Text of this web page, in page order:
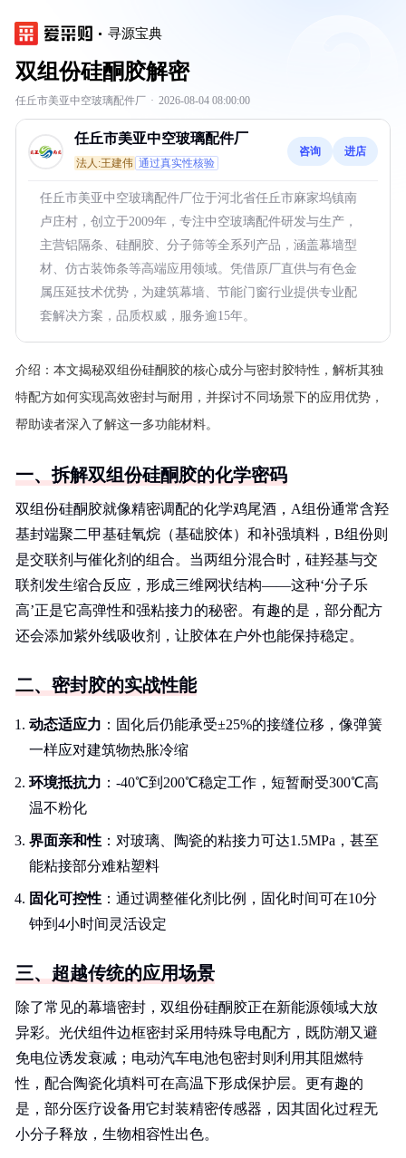
寻源宝典
双组份硅酮胶解密
任丘市美亚中空玻璃配件厂 · 2026-08-04 08:00:00
任丘市美亚中空玻璃配件厂
法人:王建伟 通过真实性核验
咨询 进店
任丘市美亚中空玻璃配件厂位于河北省任丘市麻家坞镇南
卢庄村，创立于2009年，专注中空玻璃配件研发与生产，
主营铝隔条、硅酮胶、分子筛等全系列产品，涵盖幕墙型
材、仿古装饰条等高端应用领域。凭借原厂直供与有色金
属压延技术优势，为建筑幕墙、节能门窗行业提供专业配
套解决方案，品质权威，服务逾15年。
介绍： 本文揭秘双组份硅酮胶的核心成分与密封胶特性，解析其独
特配方如何实现高效密封与耐用，并探讨不同场景下的应用优势，
帮助读者深入了解这一多功能材料。
一、拆解双组份硅酮胶的化学密码
双组份硅酮胶就像精密调配的化学鸡尾酒，A组份通常含羟
基封端聚二甲基硅氧烷（基础胶体）和补强填料，B组份则
是交联剂与催化剂的组合。当两组分混合时，硅羟基与交
联剂发生缩合反应，形成三维网状结构——这种‘分子乐
高’正是它高弹性和强粘接力的秘密。有趣的是，部分配方
还会添加紫外线吸收剂，让胶体在户外也能保持稳定。
二、密封胶的实战性能
动态适应力 ：固化后仍能承受±25%的接缝位移，像弹簧
一样应对建筑物热胀冷缩
环境抵抗力 ：-40℃到200℃稳定工作，短暂耐受300℃高
温不粉化
界面亲和性 ：对玻璃、陶瓷的粘接力可达1.5MPa，甚至
能粘接部分难粘塑料
固化可控性 ：通过调整催化剂比例，固化时间可在10分
钟到4小时间灵活设定
三、超越传统的应用场景
除了常见的幕墙密封，双组份硅酮胶正在新能源领域大放
异彩。光伏组件边框密封采用特殊导电配方，既防潮又避
免电位诱发衰减；电动汽车电池包密封则利用其阻燃特
性，配合陶瓷化填料可在高温下形成保护层。更有趣的
是，部分医疗设备用它封装精密传感器，因其固化过程无
小分子释放，生物相容性出色。